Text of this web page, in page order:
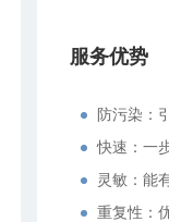
服务优势
防污染：
快速：一
灵敏：能
重复性：